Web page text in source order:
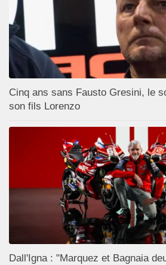
Cinq ans sans Fausto Gresini, le
son fils Lorenzo
Dall'Igna : "Marquez et Bagnaia